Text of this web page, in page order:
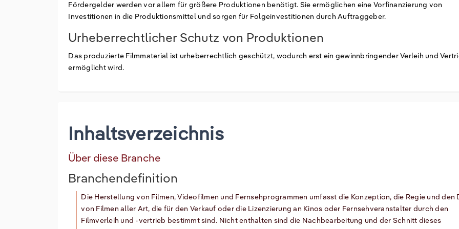
Fördergelder werden vor allem für größere Produktionen benötigt. Sie ermöglichen eine Vorfinanzierung von
Investitionen in die Produktionsmittel und sorgen für Folgeinvestitionen durch Auftraggeber.
Urheberrechtlicher Schutz von Produktionen
Das produzierte Filmmaterial ist urheberrechtlich geschützt, wodurch erst ein gewinnbringender Verleih und
ermöglicht wird.
Inhaltsverzeichnis
Über diese Branche
Branchendefinition
Die Herstellung von Filmen, Videofilmen und Fernsehprogrammen umfasst die Konzeption, die Regie und den
von Filmen aller Art, die für den Verkauf oder die Lizenzierung an Kinos oder Fernsehveranstalter durch den
Filmverleih und -vertrieb bestimmt sind. Nicht enthalten sind die Nachbearbeitung und der Schnitt dieses